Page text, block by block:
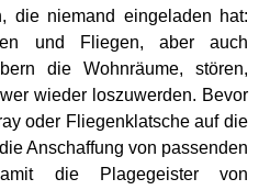
die niemand eingeladen hat:
und Fliegen, aber auch
die Wohnräume, stören,
wieder loszuwerden. Bevor
oder Fliegenklatsche auf die
Anschaffung von passenden
damit die Plagegeister von